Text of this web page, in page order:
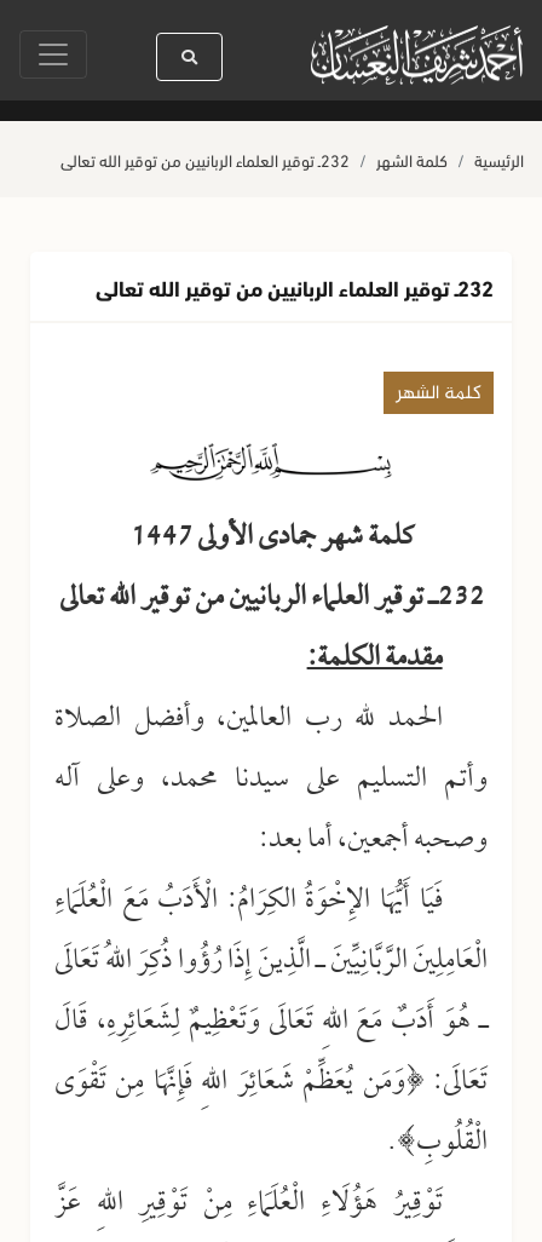
رسول الله ﷺ كله رحمة صلاة آخر أربعاء من صفر حياة القلوب وصحتها
الرئيسية كلمة الشهر 232ـ توقير العلماء الربانيين من توقير الله تعالى
232ـ توقير العلماء الربانيين من توقير الله تعالى
كلمة الشهر
كلمة شهر جمادى الأولى 1447
232ـ توقير العلماء الربانيين من توقير الله تعالى
مقدمة الكلمة:
الحمد لله رب العالمين، وأفضل الصلاة
وأتم التسليم على سيدنا محمد، وعلى آله
وصحبه أجمعين، أما بعد:
فَيَا أَيُّهَا الإِخْوَةُ الكِرَامُ: الْأَدَبُ مَعَ الْعُلَمَاءِ
الْعَامِلِينَ الرَّبَّانِيِّينَ ـ الَّذِينَ إِذَا رُؤُوا ذُكِرَ اللهُ تَعَالَى
ـ هُوَ أَدَبٌ مَعَ اللهِ تَعَالَى وَتَعْظِيمٌ لِشَعَائِرِهِ، قَالَ
تَعَالَى: ﴿وَمَن يُعَظِّمْ شَعَائِرَ اللهِ فَإِنَّهَا مِن تَقْوَى
الْقُلُوبِ﴾.
تَوْقِيرُ هَؤُلَاءِ الْعُلَمَاءِ مِنْ تَوْقِيرِ اللهِ عَزَّ